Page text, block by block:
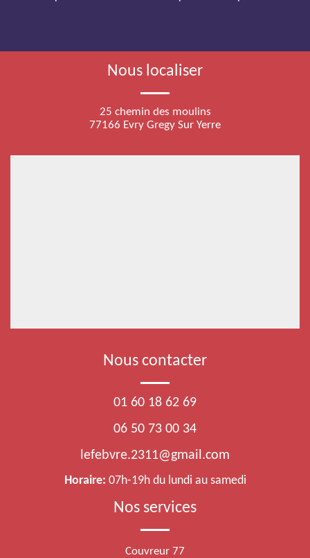
Nous localiser
25 chemin des moulins
77166 Evry Gregy Sur Yerre
Nous contacter
01 60 18 62 69
06 50 73 00 34
lefebvre.2311@gmail.com
Horaire: 07h-19h du lundi au samedi
Nos services
Couvreur 77